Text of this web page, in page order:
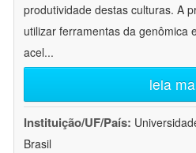
produtividade destas culturas. A
utilizar ferramentas da genômica
acel...
leia
Instituição/UF/País:
Brasil